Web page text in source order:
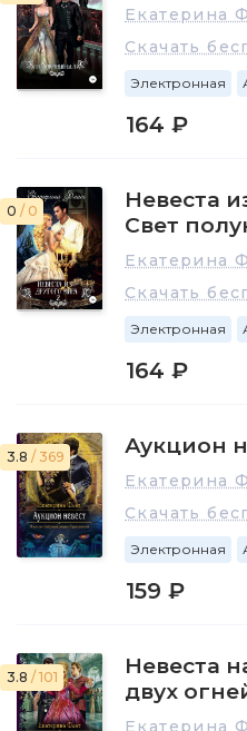
Екатерина
Скачать
Электронная
164 ₽
0 / 0
Невеста
Свет
Екатерина
Скачать
Электронная
164 ₽
3.8 / 369 Аукцион
Екатерина
Скачать
Электронная
159 ₽
3.8 / 101
Невеста
двух
Екатерина